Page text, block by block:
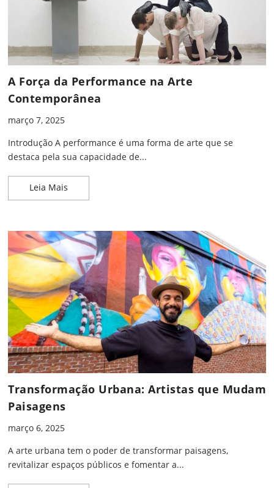
A Força da Performance na Arte
Contemporânea
março 7, 2025
Introdução A performance é uma forma de arte que se
destaca pela sua capacidade de...
Leia Mais
Transformação Urbana: Artistas que Mudam
Paisagens
março 6, 2025
A arte urbana tem o poder de transformar paisagens,
revitalizar espaços públicos e fomentar a...